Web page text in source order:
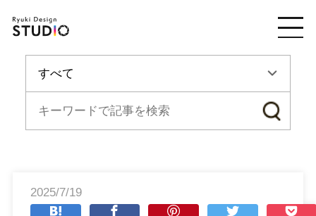
2025/7/19